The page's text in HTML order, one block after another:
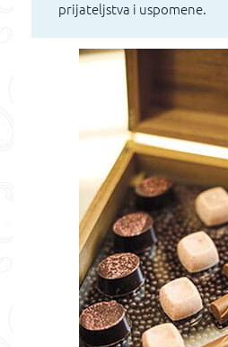
prijateljstva i uspomene.